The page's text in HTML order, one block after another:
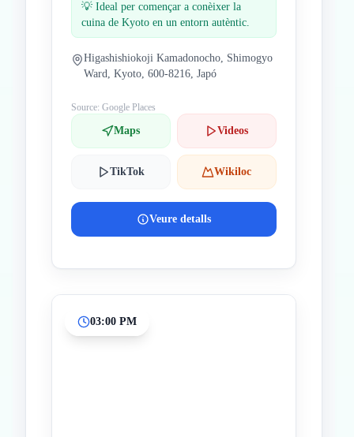
💡 Ideal per començar a conèixer la
cuina de Kyoto en un entorn autèntic.
Higashishiokoji Kamadonocho, Shimogyo
Ward, Kyoto, 600-8216, Japó
Source: Google Places
Maps Videos
TikTok Wikiloc
Veure detalls
03:00 PM